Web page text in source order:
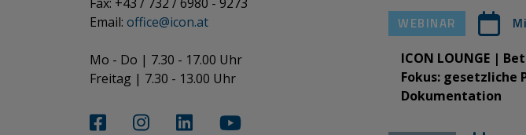
​​​​​​​Email: office@­icon.at
Mo - Do | 7.30 - 17.00 Uhr
Freitag | 7.30 - 13.00 Uhr​​​​​​​
WEBINAR
ICON LOUNGE |
Fokus: gesetzliche
Dokumentation